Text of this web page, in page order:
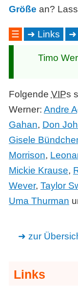
Größe an?
☰ Links
Timo
Folgende VIPs
Werner: Andre
Gahan, Don
Gisele
Morrison,
Mickie Krause,
Wever, Taylor
Uma Thurman
zur
Links